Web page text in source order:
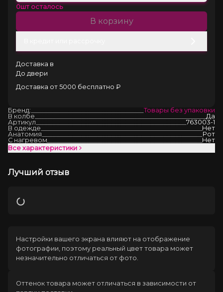
0шт осталось
В корзину
Доставка в
До двери
Доставка от 5000 бесплатно ₽
Бренд:
Товары без упаковки
В колбе
Да
Артикул
763003-1
В одежде
Нет
Анатомия
Рот
С нагревом
Нет
Все характеристики
Лучший отзыв
Загрузка
Настройки вашего экрана влияют на отображение
фотографии, поэтому реальный цвет товара может
незначительно отличаться от фото.
Оттенок товара может отличаться в зависимости от